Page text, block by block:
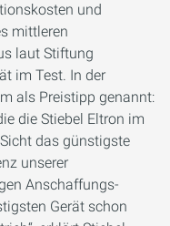
und
mittleren
laut Stiftung
im Test. In der
als Preistipp genannt:
die Stiebel Eltron im
das günstigste
unserer
Anschaffungs-
Gerät schon